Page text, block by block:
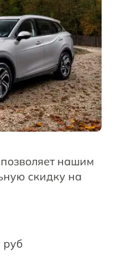
000 ₽*
000 ₽*
нашим
скидку на
руб